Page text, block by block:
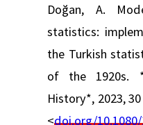
Doğan, A.
statistics:
the Turkish
of the 1920s.
History*, 2023,
<doi.org/10.1080/